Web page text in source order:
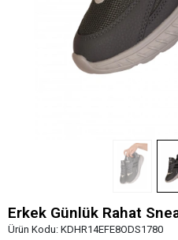
Erkek Günlük Rahat
Ürün Kodu: KDHR14EFE8ODS1780